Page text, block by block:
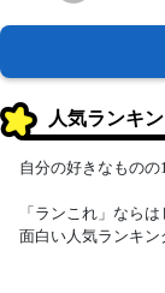
人気ランキ
自分の好きなもの
「ランこれ」なら
面白い人気ランキン